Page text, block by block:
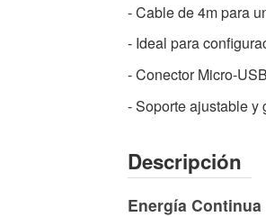
- Cable de 4m para
- Ideal para
- Conector Micro-
- Soporte ajustable
Descripción
Energía